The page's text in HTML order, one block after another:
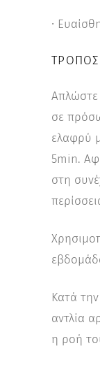
∙
Απλώστε
σε
ελαφρύ
5min.
στη
Κατά
αντλία
η ροή